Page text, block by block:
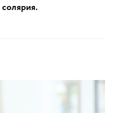
солярия.